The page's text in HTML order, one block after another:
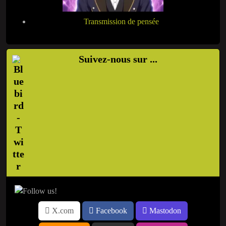
Transmission de pensée
Suivez-nous sur ...
X.com Facebook Mastodon